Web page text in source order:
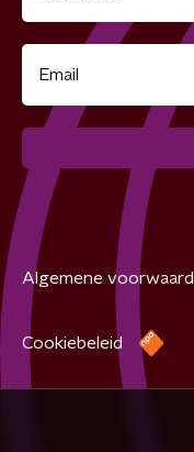
Algemene
Cookiebeleid